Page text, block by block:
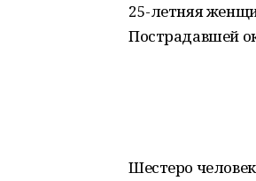
25-летняя
Пострадавшей
Шестеро